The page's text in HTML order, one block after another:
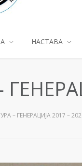
НАСТАВА
– ГЕНЕРАЦИЈА 2017 –